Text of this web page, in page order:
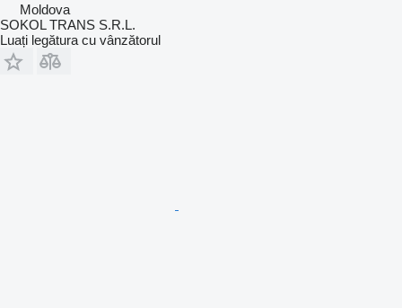
Moldova
SOKOL TRANS S.R.L.
Luați legătura cu vânzătorul